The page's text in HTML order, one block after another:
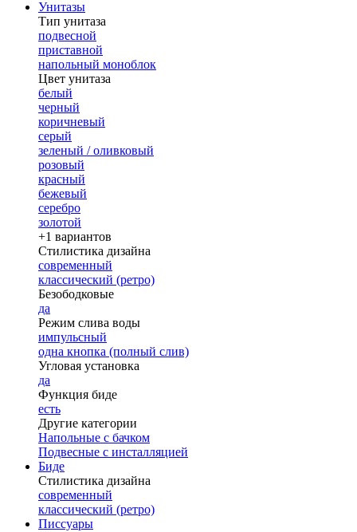
Унитазы
Тип унитаза
подвесной
приставной
напольный моноблок
Цвет унитаза
белый
черный
коричневый
серый
зеленый / оливковый
розовый
красный
бежевый
серебро
золотой
+1 вариантов
Стилистика дизайна
современный
классический (ретро)
Безободковые
да
Режим слива воды
импульсный
одна кнопка (полный слив)
Угловая установка
да
Функция биде
есть
Другие категории
Напольные с бачком
Подвесные с инсталляцией
Биде
Стилистика дизайна
современный
классический (ретро)
Писсуары